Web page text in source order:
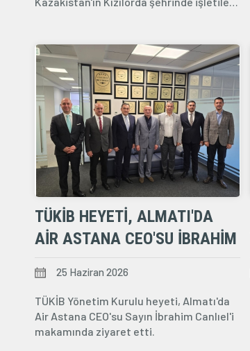
TÜKİB HEYETI, ALMATI'DA
AIR ASTANA CEO'SU İBRAHIM
25 Haziran 2026
TÜKİB Yönetim Kurulu heyeti, Almatı'da
Air Astana CEO'su Sayın İbrahim Canlıel'i
makamında ziyaret etti.